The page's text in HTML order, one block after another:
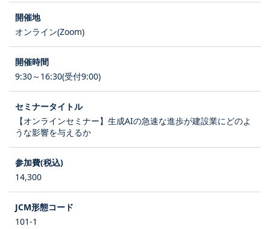
オンライン(Zoom)
9:30～16:30(受付9:00)
【オンラインセミナー】生成AIの急速な進歩が建設業にどのよ
うな影響を与えるか
14,300
101-1